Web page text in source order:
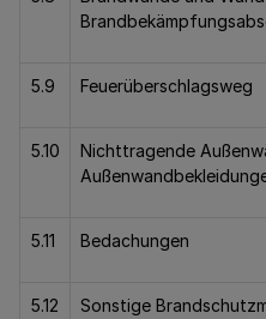
5.9 Feuerüberschlagsweg
5.10
Nichttragende
5.11 Bedachungen
5.12
Sonstige